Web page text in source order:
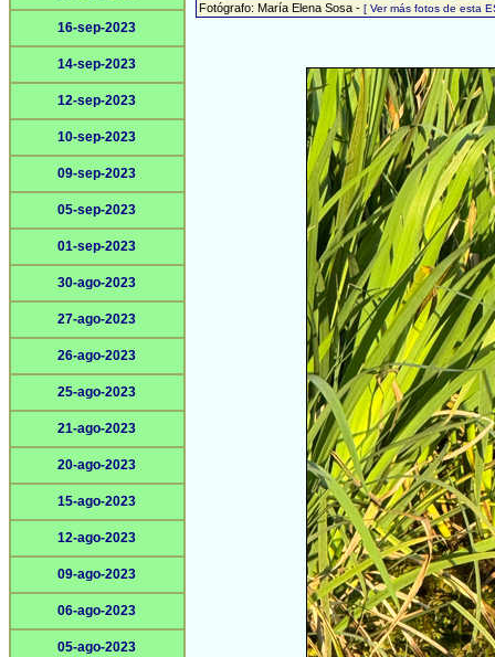
16-sep-2023
14-sep-2023
12-sep-2023
10-sep-2023
09-sep-2023
05-sep-2023
01-sep-2023
30-ago-2023
27-ago-2023
26-ago-2023
25-ago-2023
21-ago-2023
20-ago-2023
15-ago-2023
12-ago-2023
09-ago-2023
06-ago-2023
05-ago-2023
Fotógrafo: María Elena Sosa - [ Ver más fotos de esta